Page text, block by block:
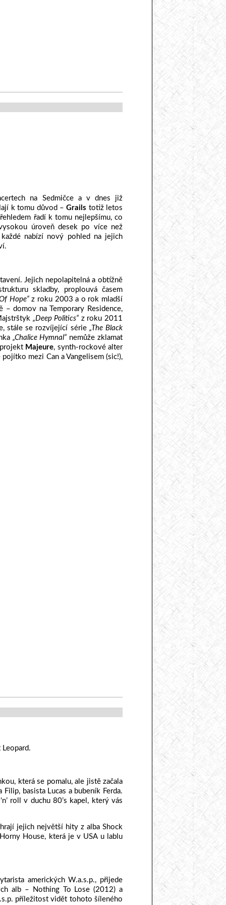
na Sedmičce a v dnes již
k tomu důvod –Grails totiž letos
řadí k tomu nejlepšímu, co
úroveň desek po více než
nabízí nový pohled na jejich
Jejich nepolapitelná a obtížně
skladby, proplouvá časem
Hope“z roku 2003 a o rok mladší
– domov na Temporary Residence,
„Deep Politics“ z roku 2011
stále se rozvíjející série „The Black
„Chalice Hymnal“ nemůže zklamat
Majeure, synth-rockové alter
mezi Can a Vangelisem (sic!),
která se pomalu, ale jistě začala
basista Lucas a bubeník Ferda.
roll v duchu 80’s kapel, který vás
jejich největší hity z alba Shock
House, která je v USA u lablu
amerických W.a.s.p., přijede
alb – Nothing To Lose (2012) a
příležitost vidět tohoto šíleného